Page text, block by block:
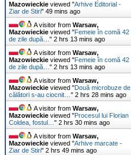
Mazowieckie viewed "Arhive Editorial -
Ziar de Stiri" 49 mins ago
A visitor from Warsaw,
Mazowieckie viewed "Femeie în comă 42
de zile după…" 2 hrs 13 mins ago
A visitor from Warsaw,
Mazowieckie viewed "Femeie în comă 42
de zile după…" 2 hrs 13 mins ago
A visitor from Warsaw,
Mazowieckie viewed "Două microbuze de
călători s-au ciocnit…" 2 hrs 28 mins ago
A visitor from Warsaw,
Mazowieckie viewed "Procesul lui Florian
Coldea, fostul…" 2 hrs 30 mins ago
A visitor from Warsaw,
Mazowieckie viewed "Arhive marcate -
Ziar de Stiri" 2 hrs 49 mins ago